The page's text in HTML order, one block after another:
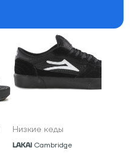
Низкие кеды
LAKAI Cambridge